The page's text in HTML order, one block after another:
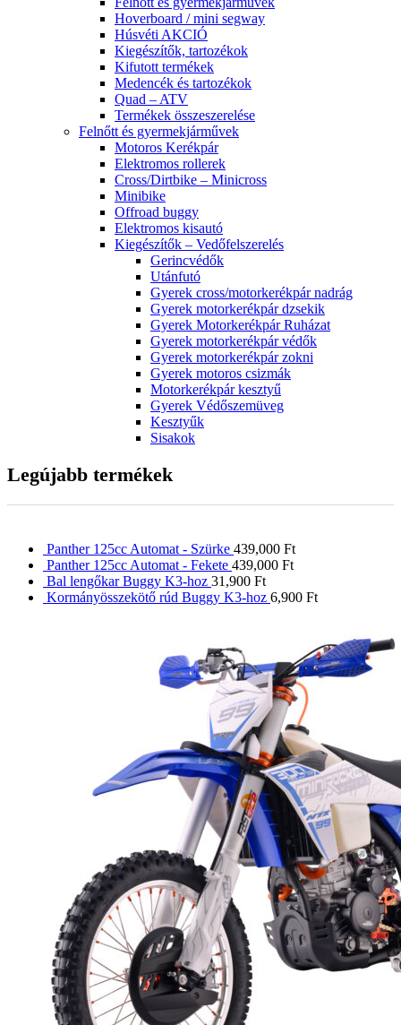
Hoverboard / mini segway
Húsvéti AKCIÓ
Kiegészítők, tartozékok
Kifutott termékek
Medencék és tartozékok
Quad – ATV
Termékek összeszerelése
Felnőtt és gyermekjárművek
Motoros Kerékpár
Elektromos rollerek
Cross/Dirtbike – Minicross
Minibike
Offroad buggy
Elektromos kisautó
Kiegészítők – Vedőfelszerelés
Gerincvédők
Utánfutó
Gyerek cross/motorkerékpár nadrág
Gyerek motorkerékpár dzsekik
Gyerek Motorkerékpár Ruházat
Gyerek motorkerékpár védők
Gyerek motorkerékpár zokni
Gyerek motoros csizmák
Motorkerékpár kesztyű
Gyerek Védőszemüveg
Kesztyűk
Sisakok
Legújabb termékek
Panther 125cc Automat - Szürke 439,000 Ft
Panther 125cc Automat - Fekete 439,000 Ft
Bal lengőkar Buggy K3-hoz 31,900 Ft
Kormányösszekötő rúd Buggy K3-hoz 6,900 Ft